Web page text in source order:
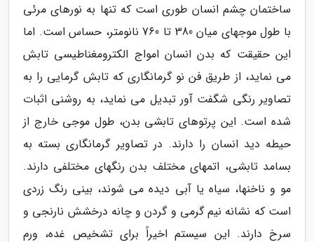
ساختمان چشم انسان طوری است که تنها به نورهای مرئی
با طول موجهای میان 380 تا 760 نانومتر، حساس است. اما
این حقیقت که بدن انسان امواج الکترومغناطیسی تابش
می نماید، از طریق فن نو گرمانگاری که تابش گرمایی را به
تصاویر رنگی شگفت آور تبدیل می نماید، به روشنی اثبات
شده است. این پرتوهای تابشی بدن، طول موجی خارج از
حیطه دید انسان را دارند. در تصاویر گرمانگاری بسته به
بسامد تابشی، اتمهای مختلف بدن رنگهای مختلفی دارند.
مو و ناخنها، سیاه یا آبی دیده می شوند، بینی رنگ زردی
است که نشانه نیم گرمی و گردن و چانه درخشش نارنجی و
سرخ دارند. این سیستم اخیراً برای تشخیص غده، ورم